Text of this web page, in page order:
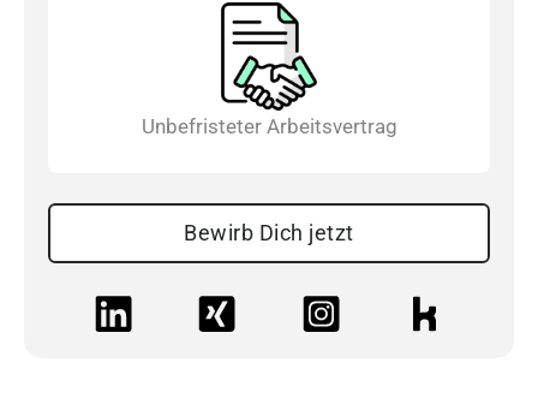
Unbefristeter Arbeitsvertrag
Bewirb Dich jetzt